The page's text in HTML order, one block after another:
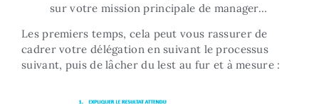
sur votre mission principale de manager…
Les premiers temps, cela peut vous rassurer de
cadrer votre délégation en suivant le processus
suivant, puis de lâcher du lest au fur et à mesure :